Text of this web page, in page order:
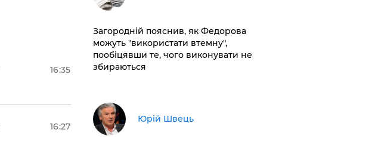
16:35
16:27
Загородній пояснив, як Федорова
можуть "використати втемну",
пообіцявши те, чого виконувати не
збираються
Юрій Швець